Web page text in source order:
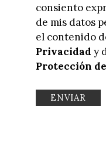
consiento
de mis datos
el contenido
Privacidad y
Protección